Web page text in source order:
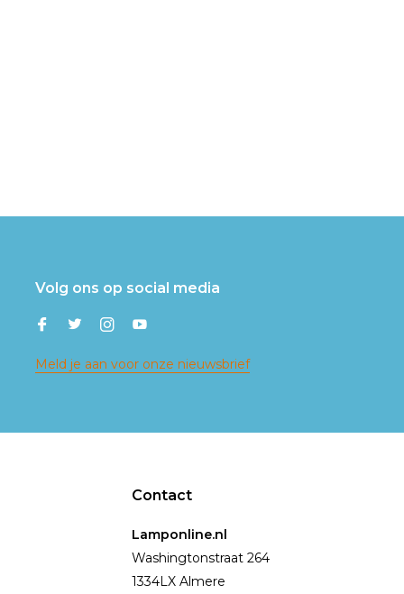
Volg ons op social media
Meld je aan voor onze nieuwsbrief
Contact
Lamponline.nl
Washingtonstraat 264
1334LX Almere